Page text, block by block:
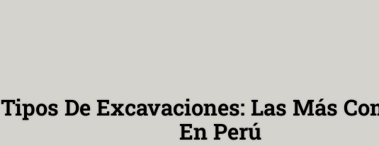
Tipos De Excavaciones: Las Más
En Perú